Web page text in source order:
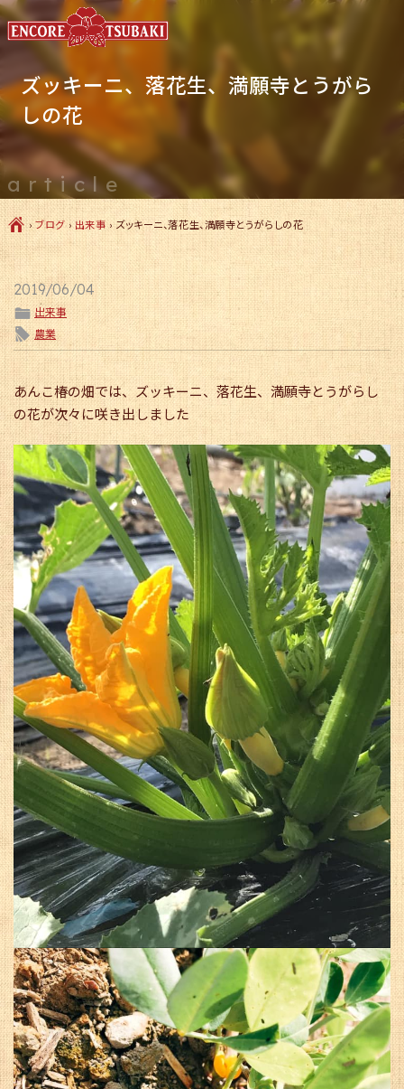
article
ズッキーニ、落花生、満願寺とうがら
しの花
Ç›ブログ›出来事 ›ズッキーニ、落花生、満願寺とうがらしの花
2019/06/04
ë 出来事
l 農業
あんこ椿の畑では、ズッキーニ、落花生、満願寺とうがらし
の花が次々に咲き出しました